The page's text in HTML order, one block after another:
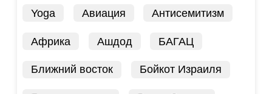
Yoga Авиация Антисемитизм
Африка Ашдод БАГАЦ
Ближний восток Бойкот Израиля